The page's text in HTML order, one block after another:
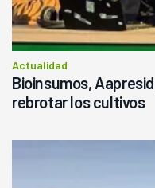
Actualidad
Bioinsumos,
rebrotar los cultivos